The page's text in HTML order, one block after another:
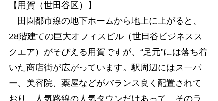
【用賀（世田谷区）】
田園都市線の地下ホームから地上に上がると、
28階建ての巨大オフィスビル（世田谷ビジネスス
クエア）がそびえる用賀ですが、“足元”には落ち着
いた商店街が広がっています。駅周辺にはスーパ
ー、美容院、薬屋などがバランス良く配置されて
おり、人気路線の人気タウンだけあって、そのラ